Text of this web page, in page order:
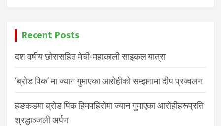
Recent Posts
दश वर्षीय छोरासहित मेची-महाकाली साइकल यात्रा
‘ब्रोड पिक’ मा ज्यान गुमाएका आरोहीको सम्झनामा दीप प्रज्वलन
हङकङमा ब्रोड पिक हिमपहिरोमा ज्यान गुमाएका आरोहीहरूप्रति
श्रद्धाञ्जली अर्पण